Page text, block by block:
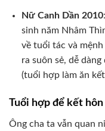
Nữ Canh Dần 2010
sinh năm Nhâm
về tuổi tác và
ra suôn sẻ, dễ
(tuổi hợp làm ăn
Tuổi hợp để kết hôn
Ông cha ta vẫn quan